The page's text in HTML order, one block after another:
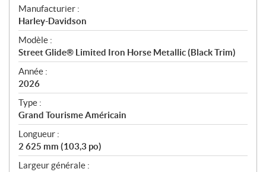
S
p
é
c
i
f
i
c
a
t
i
o
n
Manufacturier :
Harley-Davidson
Modèle :
Street Glide® Limited Iron Horse Metallic (Black Trim)
Année :
2026
Type :
Grand Tourisme Américain
Longueur :
2 625 mm (103,3 po)
Largeur générale :